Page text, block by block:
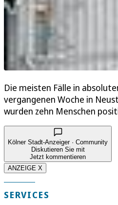
Die meisten Fälle in
vergangenen Woche in
wurden zehn Menschen
Kölner Stadt-Anzeiger · Community
Diskutieren Sie mit
Jetzt kommentieren
ANZEIGE X
SERVICES